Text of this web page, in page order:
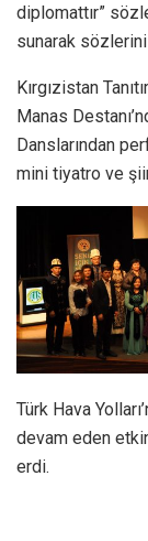
diplomattır”
sunarak sözlerini
Kırgızistan
Manas
Danslarından
mini tiyatro ve
Türk Hava
devam eden
erdi.